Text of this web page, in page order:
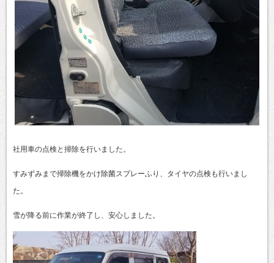
社用車の点検と掃除を行いました。
すみずみまで掃除機をかけ除菌スプレーふり、タイヤの点検も行いまし
た。
雪が降る前に作業が終了し、安心しました。